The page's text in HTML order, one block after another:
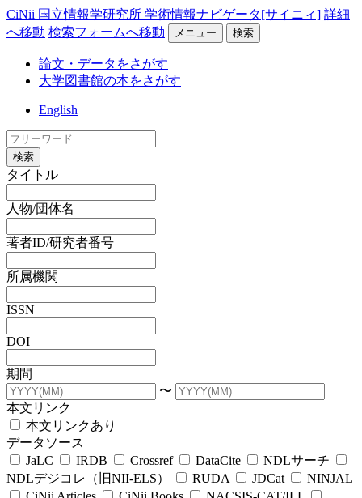
CiNii 国立情報学研究所 学術情報ナビゲータ[サイニィ] 詳細
へ移動 検索フォームへ移動 メニュー 検索
論文・データをさがす
大学図書館の本をさがす
English
検索
タイトル
人物/団体名
著者ID/研究者番号
所属機関
ISSN
DOI
期間
〜
本文リンク
本文リンクあり
データソース
JaLC
IRDB Crossref DataCite
NDLサーチ
NDLデジコレ（旧NII-ELS）
RUDA JDCat
NINJAL